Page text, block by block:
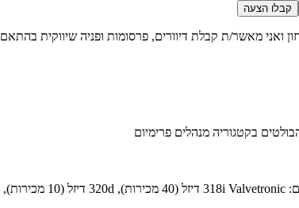
קבלו הצעה
ואני מאשר/ת קבלת דיוורים, פרסומות ופניה שיווקית בהתאם